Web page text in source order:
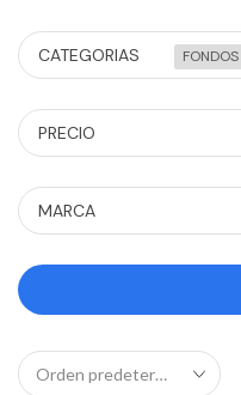
CATEGORIAS
PRECIO
MARCA